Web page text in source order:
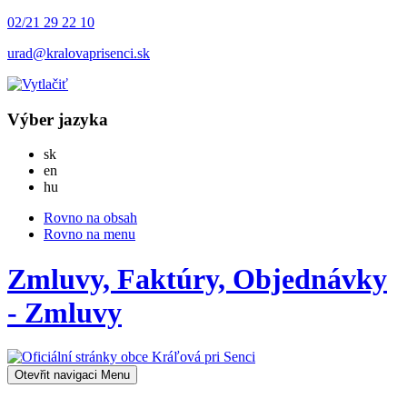
02/21 29 22 10
urad@kralovaprisenci.sk
Výber jazyka
skSlovensky
en
hu
Rovno na obsah
Rovno na menu
Zmluvy, Faktúry, Objednávky
- Zmluvy
Otevřit navigaci Menu